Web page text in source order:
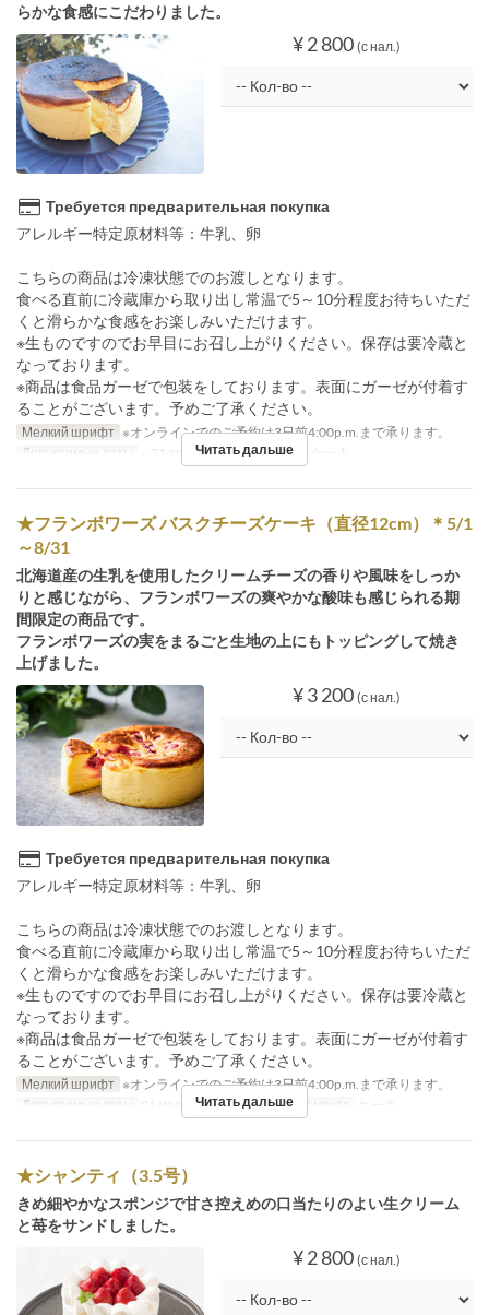
らかな食感にこだわりました。
¥ 2 800 (с нал.)
Требуется предварительная покупка
アレルギー特定原材料等：牛乳、卵
こちらの商品は冷凍状態でのお渡しとなります。
食べる直前に冷蔵庫から取り出し常温で5～10分程度お待ちいただ
くと滑らかな食感をお楽しみいただけます。
※生ものですのでお早目にお召し上がりください。保存は要冷蔵と
なっております。
※商品は食品ガーゼで包装をしております。表面にガーゼが付着す
ることがございます。予めご了承ください。
Мелкий шрифт ※オンラインでのご予約は3日前4:00p.m.まで承ります。
Допустимые даты
~ 31 авг. Категория места ケーキ
Читать дальше
★フランボワーズ バスクチーズケーキ（直径12cm）＊5/1
～8/31
北海道産の生乳を使用したクリームチーズの香りや風味をしっか
りと感じながら、フランボワーズの爽やかな酸味も感じられる期
間限定の商品です。
フランボワーズの実をまるごと生地の上にもトッピングして焼き
上げました。
¥ 3 200 (с нал.)
Требуется предварительная покупка
アレルギー特定原材料等：牛乳、卵
こちらの商品は冷凍状態でのお渡しとなります。
食べる直前に冷蔵庫から取り出し常温で5～10分程度お待ちいただ
くと滑らかな食感をお楽しみいただけます。
※生ものですのでお早目にお召し上がりください。保存は要冷蔵と
なっております。
※商品は食品ガーゼで包装をしております。表面にガーゼが付着す
ることがございます。予めご了承ください。
Мелкий шрифт ※オンラインでのご予約は3日前4:00p.m.まで承ります。
Допустимые даты 01 мая. ~ 31 авг. Категория места ケーキ
Читать дальше
★シャンティ（3.5号）
きめ細やかなスポンジで甘さ控えめの口当たりのよい生クリーム
と苺をサンドしました。
¥ 2 800 (с нал.)